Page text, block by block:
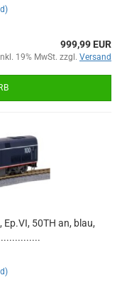
999,99 EUR
19% MwSt. zzgl. Versand
50TH an, blau,